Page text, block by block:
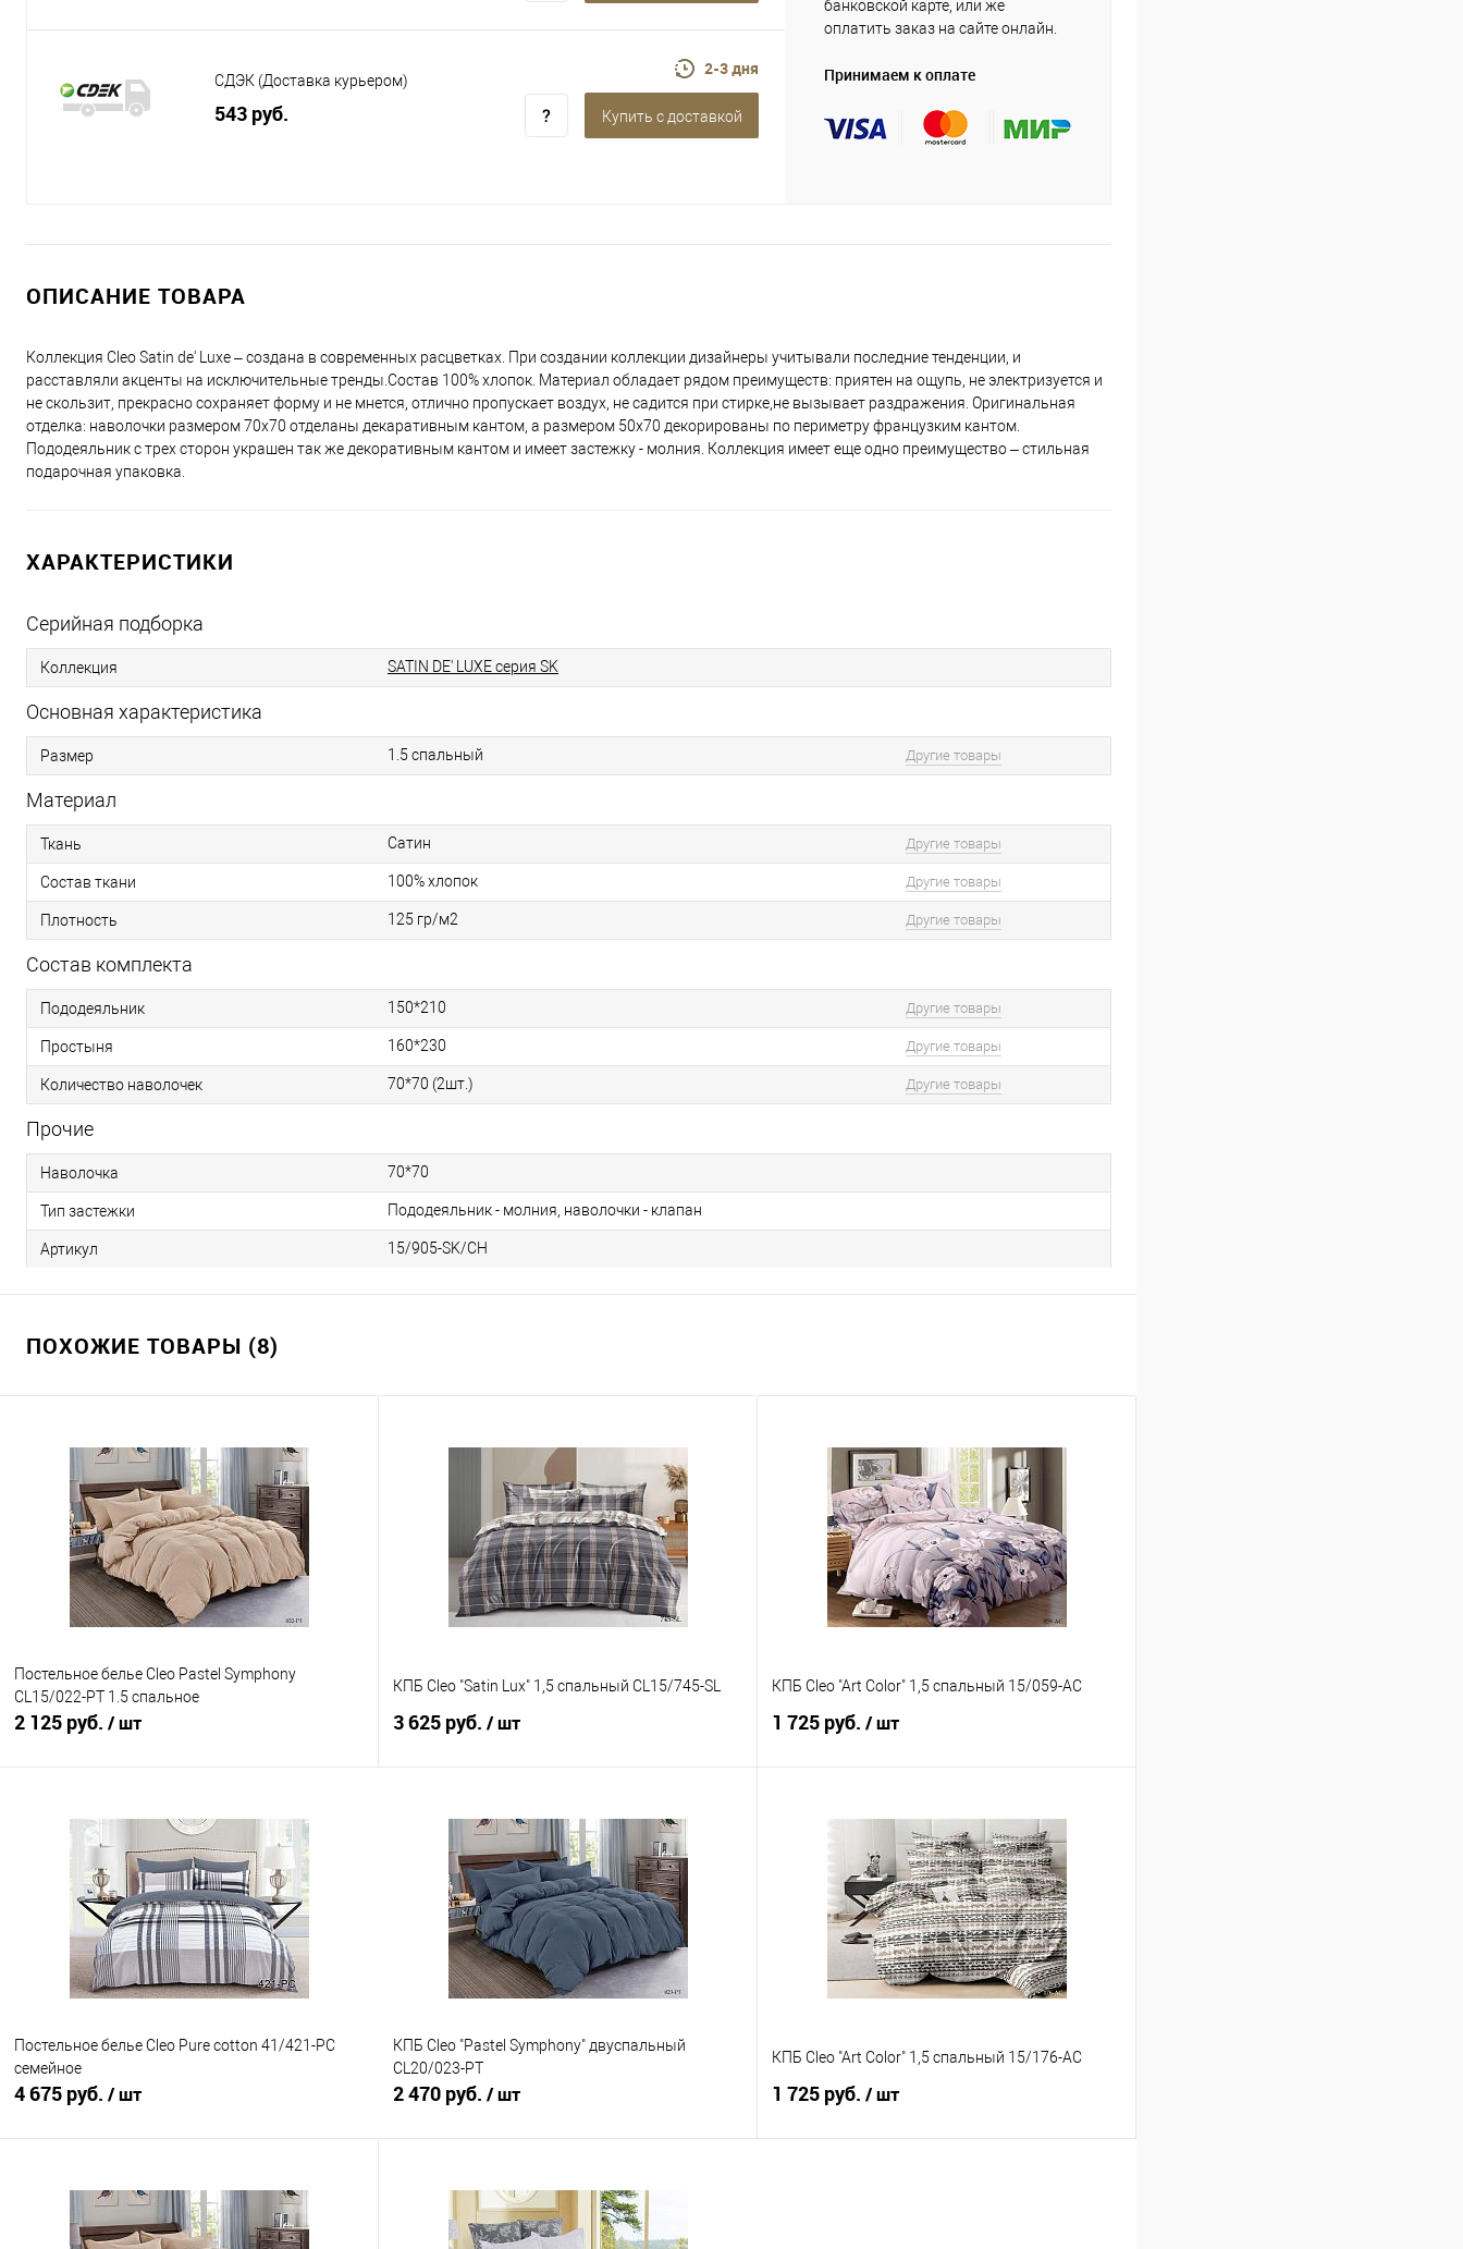
СДЭК (Доставка курьером)
543 руб.
2-3 дня
Купить c доставкой
банковской карте, или же
оплатить заказ на сайте онлайн.
Принимаем к оплате
ОПИСАНИЕ ТОВАРА
Коллекция Cleo Satin de' Luxe – создана в современных расцветках. При создании коллекции дизайнеры учитывали последние тенденции, и
расставляли акценты на исключительные тренды.Состав 100% хлопок. Материал обладает рядом преимуществ: приятен на ощупь, не электризуется и
не скользит, прекрасно сохраняет форму и не мнется, отлично пропускает воздух, не садится при стирке,не вызывает раздражения. Оригинальная
отделка: наволочки размером 70х70 отделаны декаративным кантом, а размером 50х70 декорированы по периметру французким кантом.
Пододеяльник с трех сторон украшен так же декоративным кантом и имеет застежку - молния. Коллекция имеет еще одно преимущество – стильная
подарочная упаковка.
ХАРАКТЕРИСТИКИ
Серийная подборка
Коллекция SATIN DE' LUXE серия SK
Основная характеристика
Размер 1.5 спальный Другие товары
Материал
Ткань Сатин Другие товары
Состав ткани 100% хлопок Другие товары
Плотность 125 гр/м2 Другие товары
Состав комплекта
Пододеяльник 150*210 Другие товары
Простыня 160*230 Другие товары
Количество наволочек 70*70 (2шт.) Другие товары
Прочие
Наволочка 70*70
Тип застежки Пододеяльник - молния, наволочки - клапан
Артикул 15/905-SK/CH
ПОХОЖИЕ ТОВАРЫ (8)
Постельное белье Cleo Pastel Symphony
CL15/022-PT 1.5 спальное
2 125 руб. / шт
Купить в 1 клик
Сравнение
В избранное
В наличии
КПБ Cleo "Satin Lux" 1,5 спальный CL15/745-SL
3 625 руб. / шт
Купить в 1 клик
Сравнение
В избранное
В наличии
КПБ Cleo "Art Color" 1,5 спальный 15/059-AC
1 725 руб. / шт
Купить в 1 клик
Сравнение
В избранное
В наличии
Постельное белье Cleo Pure cotton 41/421-PC
семейное
4 675 руб. / шт
Купить в 1 клик
Сравнение
КПБ Cleo "Pastel Symphony" двуспальный
CL20/023-PT
2 470 руб. / шт
Купить в 1 клик
Сравнение
КПБ Cleo "Art Color" 1,5 спальный 15/176-AC
1 725 руб. / шт